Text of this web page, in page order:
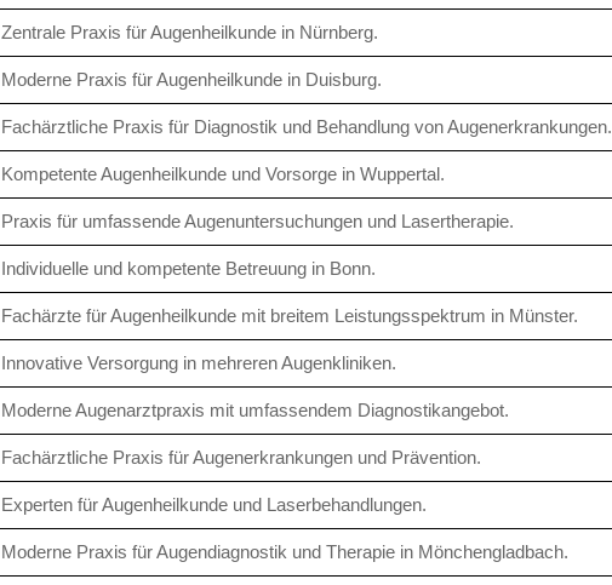
Zentrale Praxis für Augenheilkunde in Nürnberg.
Moderne Praxis für Augenheilkunde in Duisburg.
Fachärztliche Praxis für Diagnostik und Behandlung von Augenerkrankungen.
Kompetente Augenheilkunde und Vorsorge in Wuppertal.
Praxis für umfassende Augenuntersuchungen und Lasertherapie.
Individuelle und kompetente Betreuung in Bonn.
Fachärzte für Augenheilkunde mit breitem Leistungsspektrum in Münster.
Innovative Versorgung in mehreren Augenkliniken.
Moderne Augenarztpraxis mit umfassendem Diagnostikangebot.
Fachärztliche Praxis für Augenerkrankungen und Prävention.
Experten für Augenheilkunde und Laserbehandlungen.
Moderne Praxis für Augendiagnostik und Therapie in Mönchengladbach.